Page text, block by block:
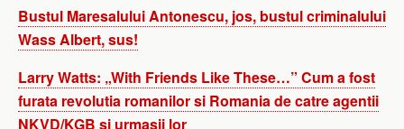
Bustul Maresalului Antonescu, jos, bustul criminalului
Wass Albert, sus!
Larry Watts: „With Friends Like These…” Cum a fost
furata revolutia romanilor si Romania de catre agentii
NKVD/KGB si urmasii lor